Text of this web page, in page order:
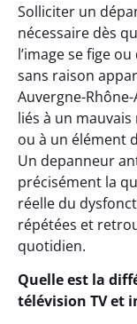
Solliciter un
nécessaire dès
l’image se fige
sans raison
Auvergne-
liés à un
ou à un élément
Un depanneur
précisément la
réelle du
répétées et
quotidien.
Quelle est la
télévision TV et